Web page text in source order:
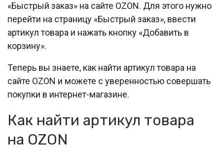
«Быстрый заказ» на сайте OZON. Для этого нужно
перейти на страницу «Быстрый заказ», ввести
артикул товара и нажать кнопку «Добавить в
корзину».
Теперь вы знаете, как найти артикул товара на
сайте OZON и можете с уверенностью совершать
покупки в интернет-магазине.
Как найти артикул товара
на OZON